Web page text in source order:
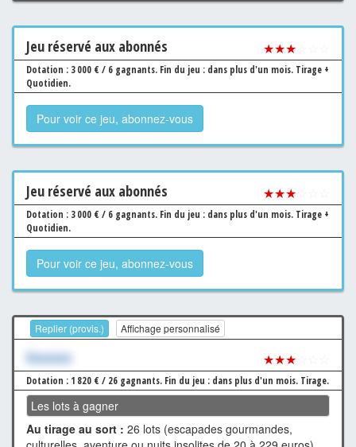
Jeu réservé aux abonnés ★★★
Dotation : 3 000 € / 6 gagnants. Fin du jeu : dans plus d'un mois. Tirage +
Quotidien.
Pour voir ce jeu, abonnez-vous
Jeu réservé aux abonnés ★★★
Dotation : 3 000 € / 6 gagnants. Fin du jeu : dans plus d'un mois. Tirage +
Quotidien.
Pour voir ce jeu, abonnez-vous
Replier (provis.) Affichage personnalisé
Xxxxxxx ★★★
Dotation : 1 820 € / 26 gagnants. Fin du jeu : dans plus d'un mois. Tirage.
Les lots à gagner
Au tirage au sort : 26 lots (escapades gourmandes,